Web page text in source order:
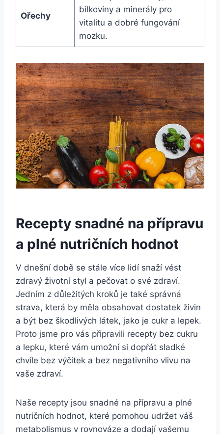
Ořechy
bílkoviny a minerály pro
vitalitu a dobré fungování
mozku.
Recepty snadné⁤ na​ přípravu
a plné nutričních hodnot
V dnešní době se stále více ‌lidí snaží vést
zdravý‌ životní styl a pečovat o své zdraví.
Jedním z důležitých kroků ‍je také správná
strava, která by měla obsahovat dostatek živin
a být‌ bez ‍škodlivých látek, jako je ​cukr​ a lepek.
Proto jsme pro vás připravili ‌recepty bez ‌cukru
a ⁤lepku, které vám umožní ⁢si ⁣dopřát sladké
chvíle bez​ výčitek a bez negativního vlivu na
vaše zdraví.
Naše recepty jsou snadné na přípravu a plné‌
nutričních hodnot, které pomohou ‍udržet‌ váš
metabolismus v rovnováze a dodají vašemu